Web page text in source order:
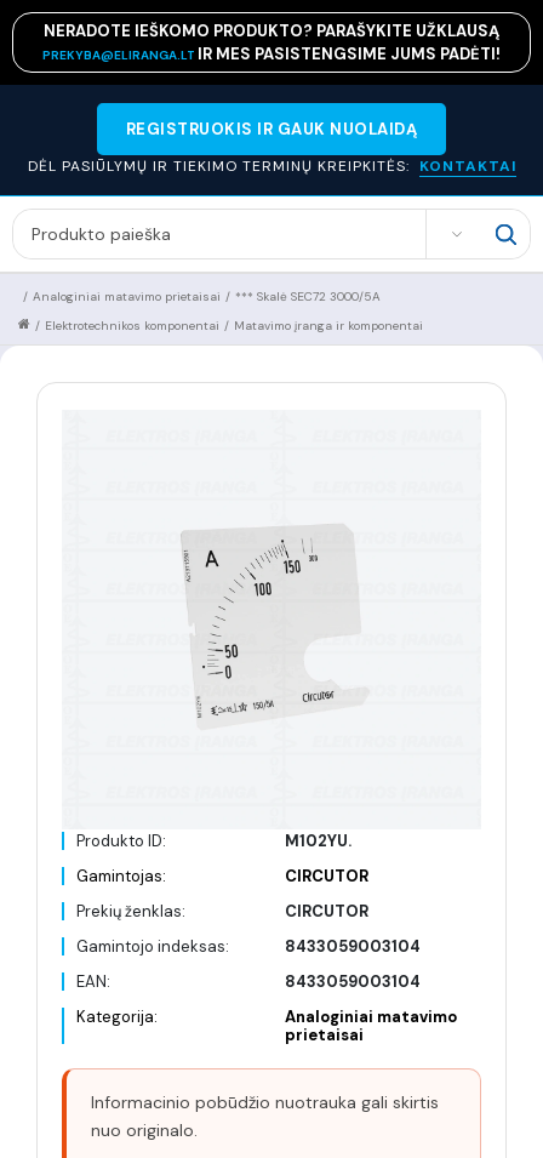
NERADOTE IEŠKOMO PRODUKTO? PARAŠYKITE UŽKLAUSĄ
PREKYBA@ELIRANGA.LT IR MES PASISTENGSIME JUMS PADĖTI!
REGISTRUOKIS IR GAUK NUOLAIDĄ
DĖL PASIŪLYMŲ IR TIEKIMO TERMINŲ KREIPKITĖS: KONTAKTAI
SEARCH
*** Skalė SEC72 3000/5A
/
Analoginiai matavimo prietaisai
/
Matavimo įranga ir komponentai
/
Elektrotechnikos komponentai
/
Produkto ID:
M102YU.
Gamintojas:
CIRCUTOR
Prekių ženklas:
CIRCUTOR
Gamintojo indeksas:
8433059003104
EAN:
8433059003104
Kategorija:
Analoginiai matavimo
prietaisai
Informacinio pobūdžio nuotrauka gali skirtis
nuo originalo.